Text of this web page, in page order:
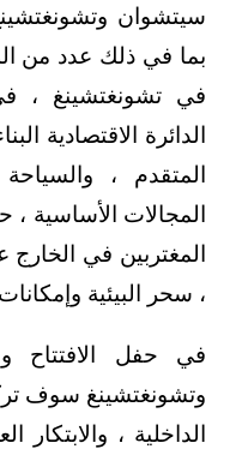
سيتشوان
بما في ذلك عدد من
في تشونغتشينغ ،
الدائرة الاقتصادية
المتقدم ، والسياحة
المجالات الأساسية ،
المغتربين في
، سحر البيئية
في حفل الافتتاح
وتشونغتشينغ سوف
الداخلية ، والابتكار